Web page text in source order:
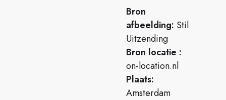
Bron
afbeelding: Stil
Uitzending
Bron locatie :
on-location.nl
Plaats:
Amsterdam